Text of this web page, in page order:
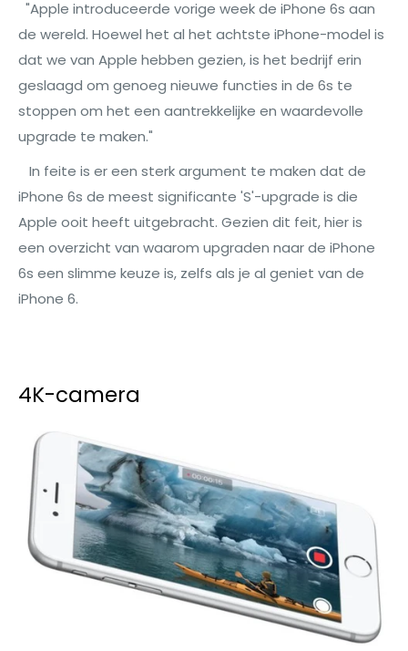
"Apple introduceerde vorige week de iPhone 6s aan
de wereld. Hoewel het al het achtste iPhone-model is
dat we van Apple hebben gezien, is het bedrijf erin
geslaagd om genoeg nieuwe functies in de 6s te
stoppen om het een aantrekkelijke en waardevolle
upgrade te maken."
In feite is er een sterk argument te maken dat de
iPhone 6s de meest significante 'S'-upgrade is die
Apple ooit heeft uitgebracht. Gezien dit feit, hier is
een overzicht van waarom upgraden naar de iPhone
6s een slimme keuze is, zelfs als je al geniet van de
iPhone 6.
4K-camera